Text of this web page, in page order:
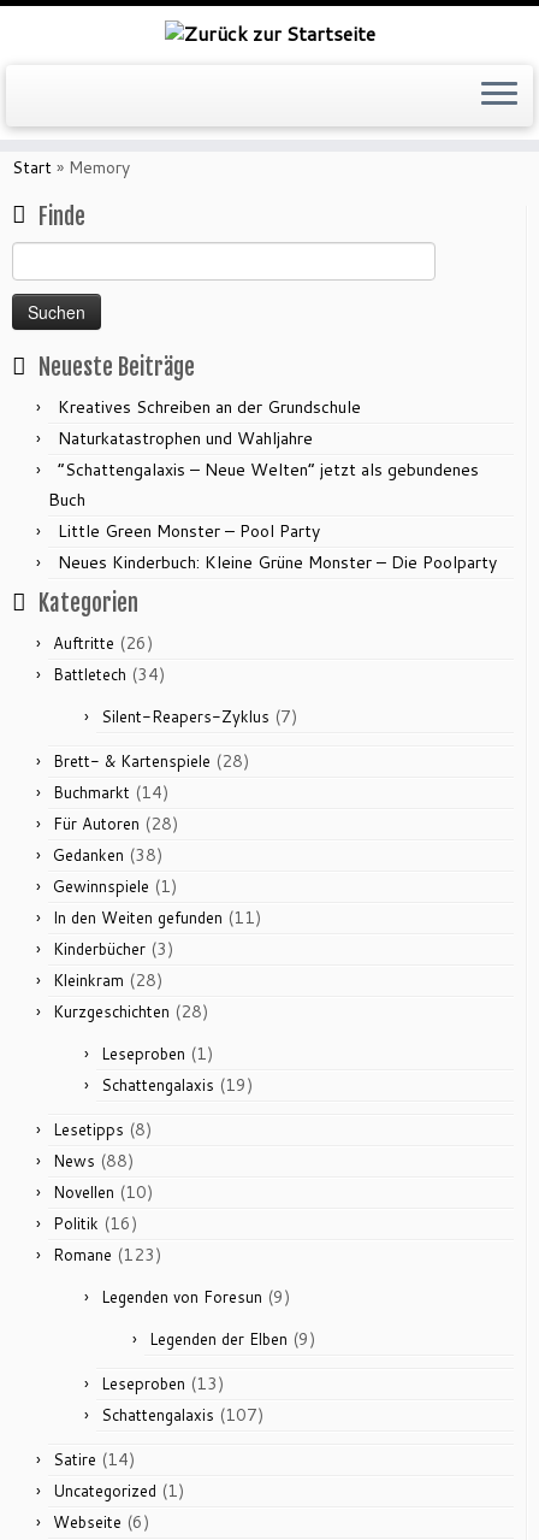
Zum
Inhalt
Start » Memory
Finde
nach:
Neueste Beiträge
Kreatives Schreiben an der Grundschule
Naturkatastrophen und Wahljahre
“Schattengalaxis – Neue Welten” jetzt als gebundenes
Buch
Little Green Monster – Pool Party
Neues Kinderbuch: Kleine Grüne Monster – Die Poolparty
Kategorien
Auftritte (26)
Battletech (34)
Silent-Reapers-Zyklus (7)
Brett- & Kartenspiele (28)
Buchmarkt (14)
Für Autoren (28)
Gedanken (38)
Gewinnspiele (1)
In den Weiten gefunden (11)
Kinderbücher (3)
Kleinkram (28)
Kurzgeschichten (28)
Leseproben (1)
Schattengalaxis (19)
Lesetipps (8)
News (88)
Novellen (10)
Politik (16)
Romane (123)
Legenden von Foresun (9)
Legenden der Elben (9)
Leseproben (13)
Schattengalaxis (107)
Satire (14)
Uncategorized (1)
Webseite (6)